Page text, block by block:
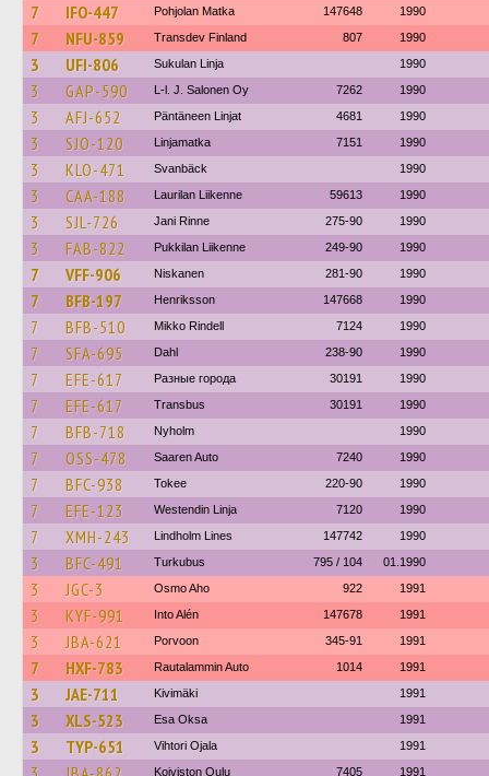
7 IFO-447 Pohjolan Matka 147648 1990
7 NFU-859 Transdev Finland 807 1990
3 UFI-806 Sukulan Linja 1990
3 GAP-590 L-l. J. Salonen Oy 7262 1990
3 AFJ-652 Päntäneen Linjat 4681 1990
3 SJO-120 Linjamatka 7151 1990
3 KLO-471 Svanbäck 1990
3 CAA-188 Laurilan Liikenne 59613 1990
3 SJL-726 Jani Rinne 275-90 1990
3 FAB-822 Pukkilan Liikenne 249-90 1990
7 VFF-906 Niskanen 281-90 1990
7 BFB-197 Henriksson 147668 1990
7 BFB-510 Mikko Rindell 7124 1990
7 SFA-695 Dahl 238-90 1990
7 EFE-617 Разные города 30191 1990
7 EFE-617 Transbus 30191 1990
7 BFB-718 Nyholm 1990
7 OSS-478 Saaren Auto 7240 1990
7 BFC-938 Tokee 220-90 1990
7 EFE-123 Westendin Linja 7120 1990
7 XMH-243 Lindholm Lines 147742 1990
3 BFC-491 Turkubus 795 / 104 01.1990
3 JGC-3 Osmo Aho 922 1991
3 KYF-991 Into Alén 147678 1991
3 JBA-621 Porvoon 345-91 1991
7 HXF-783 Rautalammin Auto 1014 1991
3 JAE-711 Kivimäki 1991
3 XLS-523 Esa Oksa 1991
3 TYP-651 Vihtori Ojala 1991
Koiviston Oulu 7405 1991